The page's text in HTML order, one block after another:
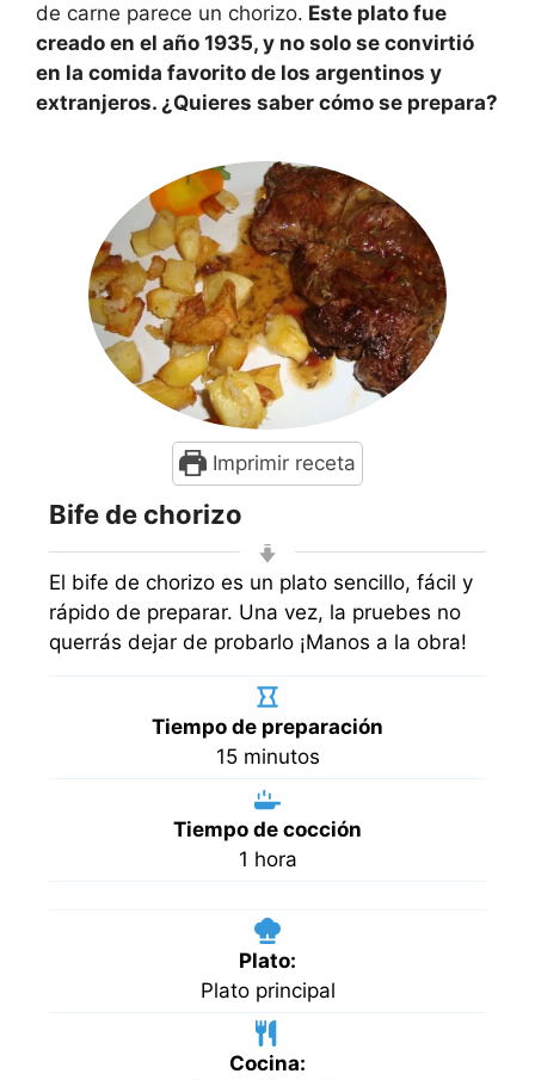
de carne parece un chorizo. Este plato fue
creado en el año 1935, y no solo se convirtió
en la comida favorito de los argentinos y
extranjeros. ¿Quieres saber cómo se prepara?
Imprimir receta
Bife de chorizo
El bife de chorizo es un plato sencillo, fácil y
rápido de preparar. Una vez, la pruebes no
querrás dejar de probarlo ¡Manos a la obra!
Tiempo de preparación
15minutos
minutos
Tiempo de cocción
1 hora
hora
Plato:
Plato principal
Cocina: